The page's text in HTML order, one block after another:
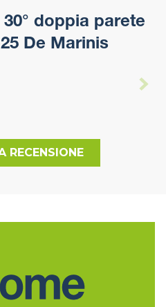
30° doppia parete
De Marinis
RECENSIONE